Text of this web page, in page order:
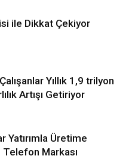
ile Dikkat Çekiyor
Yıllık 1,9 trilyon
Artışı Getiriyor
Yatırımla Üretime
Telefon Markası